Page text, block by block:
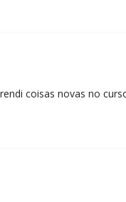
em redes!”
coisas novas no